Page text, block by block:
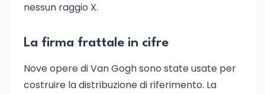
nessun raggio X.
La firma frattale in cifre
Nove opere di Van Gogh sono state usate per
costruire la distribuzione di riferimento. La